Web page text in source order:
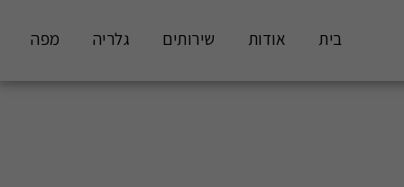
בית אודות שירותים גלריה מפה